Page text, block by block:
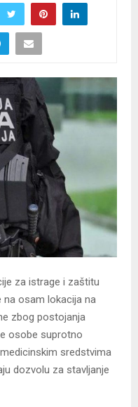
za istrage i zaštitu
na osam lokacija na
zbog postojanja
osobe suprotno
sredstvima
dozvolu za stavljanje